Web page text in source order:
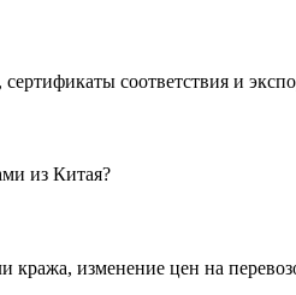
соответствия и
из Китая?
кража, изменение цен на